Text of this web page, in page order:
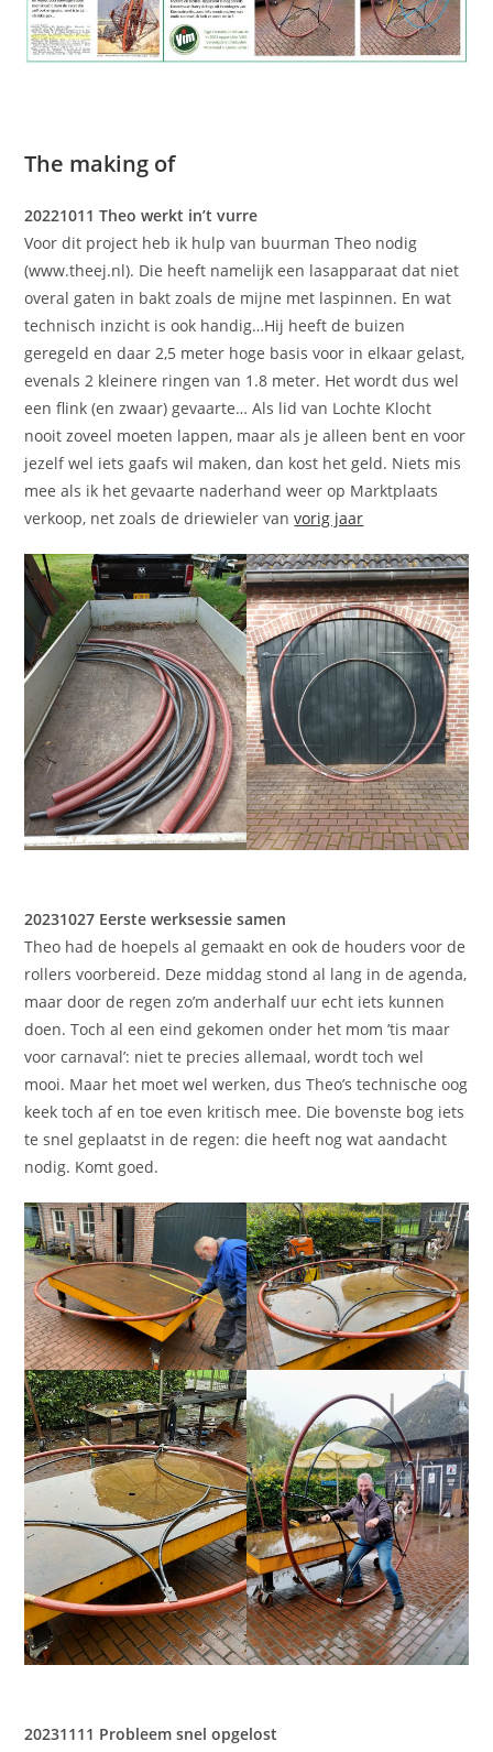
The making of
20221011 Theo werkt in’t vurre
Voor dit project heb ik hulp van buurman Theo nodig
(www.theej.nl). Die heeft namelijk een lasapparaat dat niet
overal gaten in bakt zoals de mijne met laspinnen. En wat
technisch inzicht is ook handig…Hij heeft de buizen
geregeld en daar 2,5 meter hoge basis voor in elkaar gelast,
evenals 2 kleinere ringen van 1.8 meter. Het wordt dus wel
een flink (en zwaar) gevaarte… Als lid van Lochte Klocht
nooit zoveel moeten lappen, maar als je alleen bent en voor
jezelf wel iets gaafs wil maken, dan kost het geld. Niets mis
mee als ik het gevaarte naderhand weer op Marktplaats
verkoop, net zoals de driewieler vanvorig jaar
20231027 Eerste werksessie samen
Theo had de hoepels al gemaakt en ook de houders voor de
rollers voorbereid. Deze middag stond al lang in de agenda,
maar door de regen zo’m anderhalf uur echt iets kunnen
doen. Toch al een eind gekomen onder het mom ’tis maar
voor carnaval’: niet te precies allemaal, wordt toch wel
mooi. Maar het moet wel werken, dus Theo’s technische oog
keek toch af en toe even kritisch mee. Die bovenste bog iets
te snel geplaatst in de regen: die heeft nog wat aandacht
nodig. Komt goed.
20231111 Probleem snel opgelost